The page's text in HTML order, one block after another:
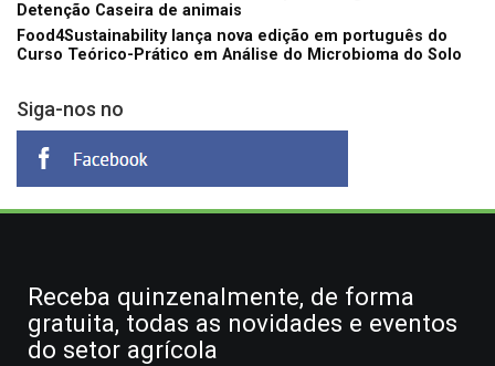
Detenção Caseira de animais
Food4Sustainability lança nova edição em português do
Curso Teórico-Prático em Análise do Microbioma do Solo
Siga-nos no
Receba quinzenalmente, de forma
gratuita, todas as novidades e eventos
do setor agrícola